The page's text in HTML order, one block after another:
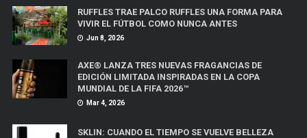
RUFFLES TRAE PALCO RUFFLES UNA FORMA PARA
VIVIR EL FÚTBOL COMO NUNCA ANTES
Jun 8, 2026
AXE® LANZA TRES NUEVAS FRAGANCIAS DE
EDICIÓN LIMITADA INSPIRADAS EN LA COPA
MUNDIAL DE LA FIFA 2026™
Mar 4, 2026
SKLIN: CUANDO EL TIEMPO SE VUELVE BELLEZA